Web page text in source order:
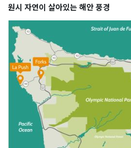
원시 자연이 살아있는 해안 풍경